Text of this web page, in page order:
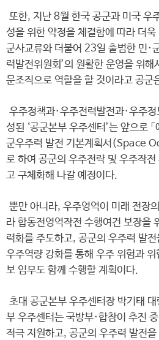
또한, 지난 8월 한국 공군과 미국 우
성을 위한 약정을 체결함에 따라 더
군사교류와 더불어 23일 출범한 민·
력발전위원회’의 원활한 운영을 위
문조직으로 역할을 할 것이라고 공군
우주정책과·우주전력발전과·우주
성된 ‘공군본부 우주센터’는 앞으로
군우주력 발전 기본계획서(Space
로 하여 공군의 우주전략 및 우주작전
고 구체화해 나갈 예정이다.
뿐만 아니라, 우주영역이 미래 전장
라 합동전영역작전 수행여건 보장을
력화를 주도하고, 공군의 우주력 발
우주역량 강화를 통해 우주 위험과
보 임무도 함께 수행할 계획이다.
초대 공군본부 우주센터장 박기태
부 우주센터는 국방부·합참이 추진
적극 지원하고, 공군의 우주력 발전